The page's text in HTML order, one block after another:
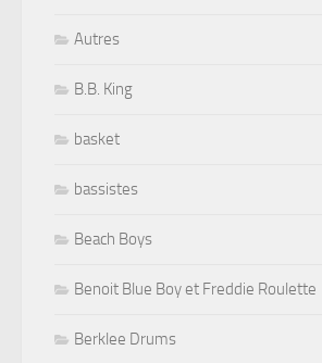
Autres
B.B. King
basket
bassistes
Beach Boys
Benoit Blue Boy et Freddie Roulette
Berklee Drums